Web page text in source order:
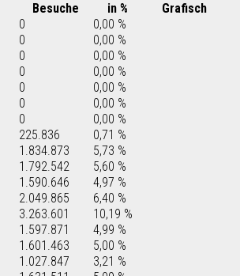
Besuche in %
Grafisch
0
0,00 %
0
0,00 %
0
0,00 %
0
0,00 %
0
0,00 %
0
0,00 %
0
0,00 %
225.836
0,71 %
1.834.873
5,73 %
1.792.542
5,60 %
1.590.646
4,97 %
2.049.865
6,40 %
3.263.601
10,19 %
1.597.871
4,99 %
1.601.463
5,00 %
1.027.847
3,21 %